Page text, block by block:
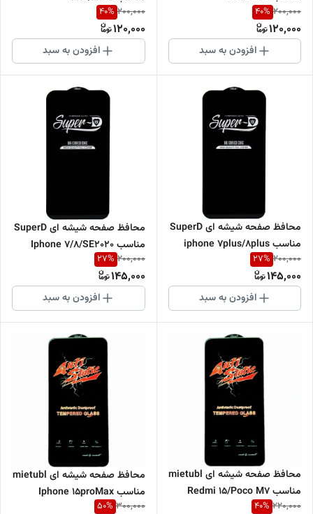
200,000
40%
120,000
افزودن به سبد
200,000
40%
120,000
افزودن به سبد
محافظ صفحه شیشه ای SuperD
مناسب iphone 7plus/8plus
200,000
27%
145,000
افزودن به سبد
محافظ صفحه شیشه ای SuperD
مناسب Iphone 7/8/SE2020
200,000
27%
145,000
افزودن به سبد
محافظ صفحه شیشه ای mietubl
مناسب Redmi 15/Poco M7
220,000
40%
محافظ صفحه شیشه ای mietubl
مناسب Iphone 15proMax
300,000
50%